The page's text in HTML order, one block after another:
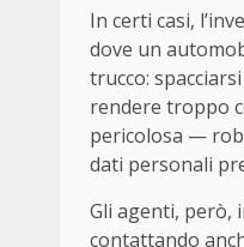
In certi casi,
dove un
trucco:
rendere troppo
pericolosa —
dati personali
Gli agenti, però,
contattando